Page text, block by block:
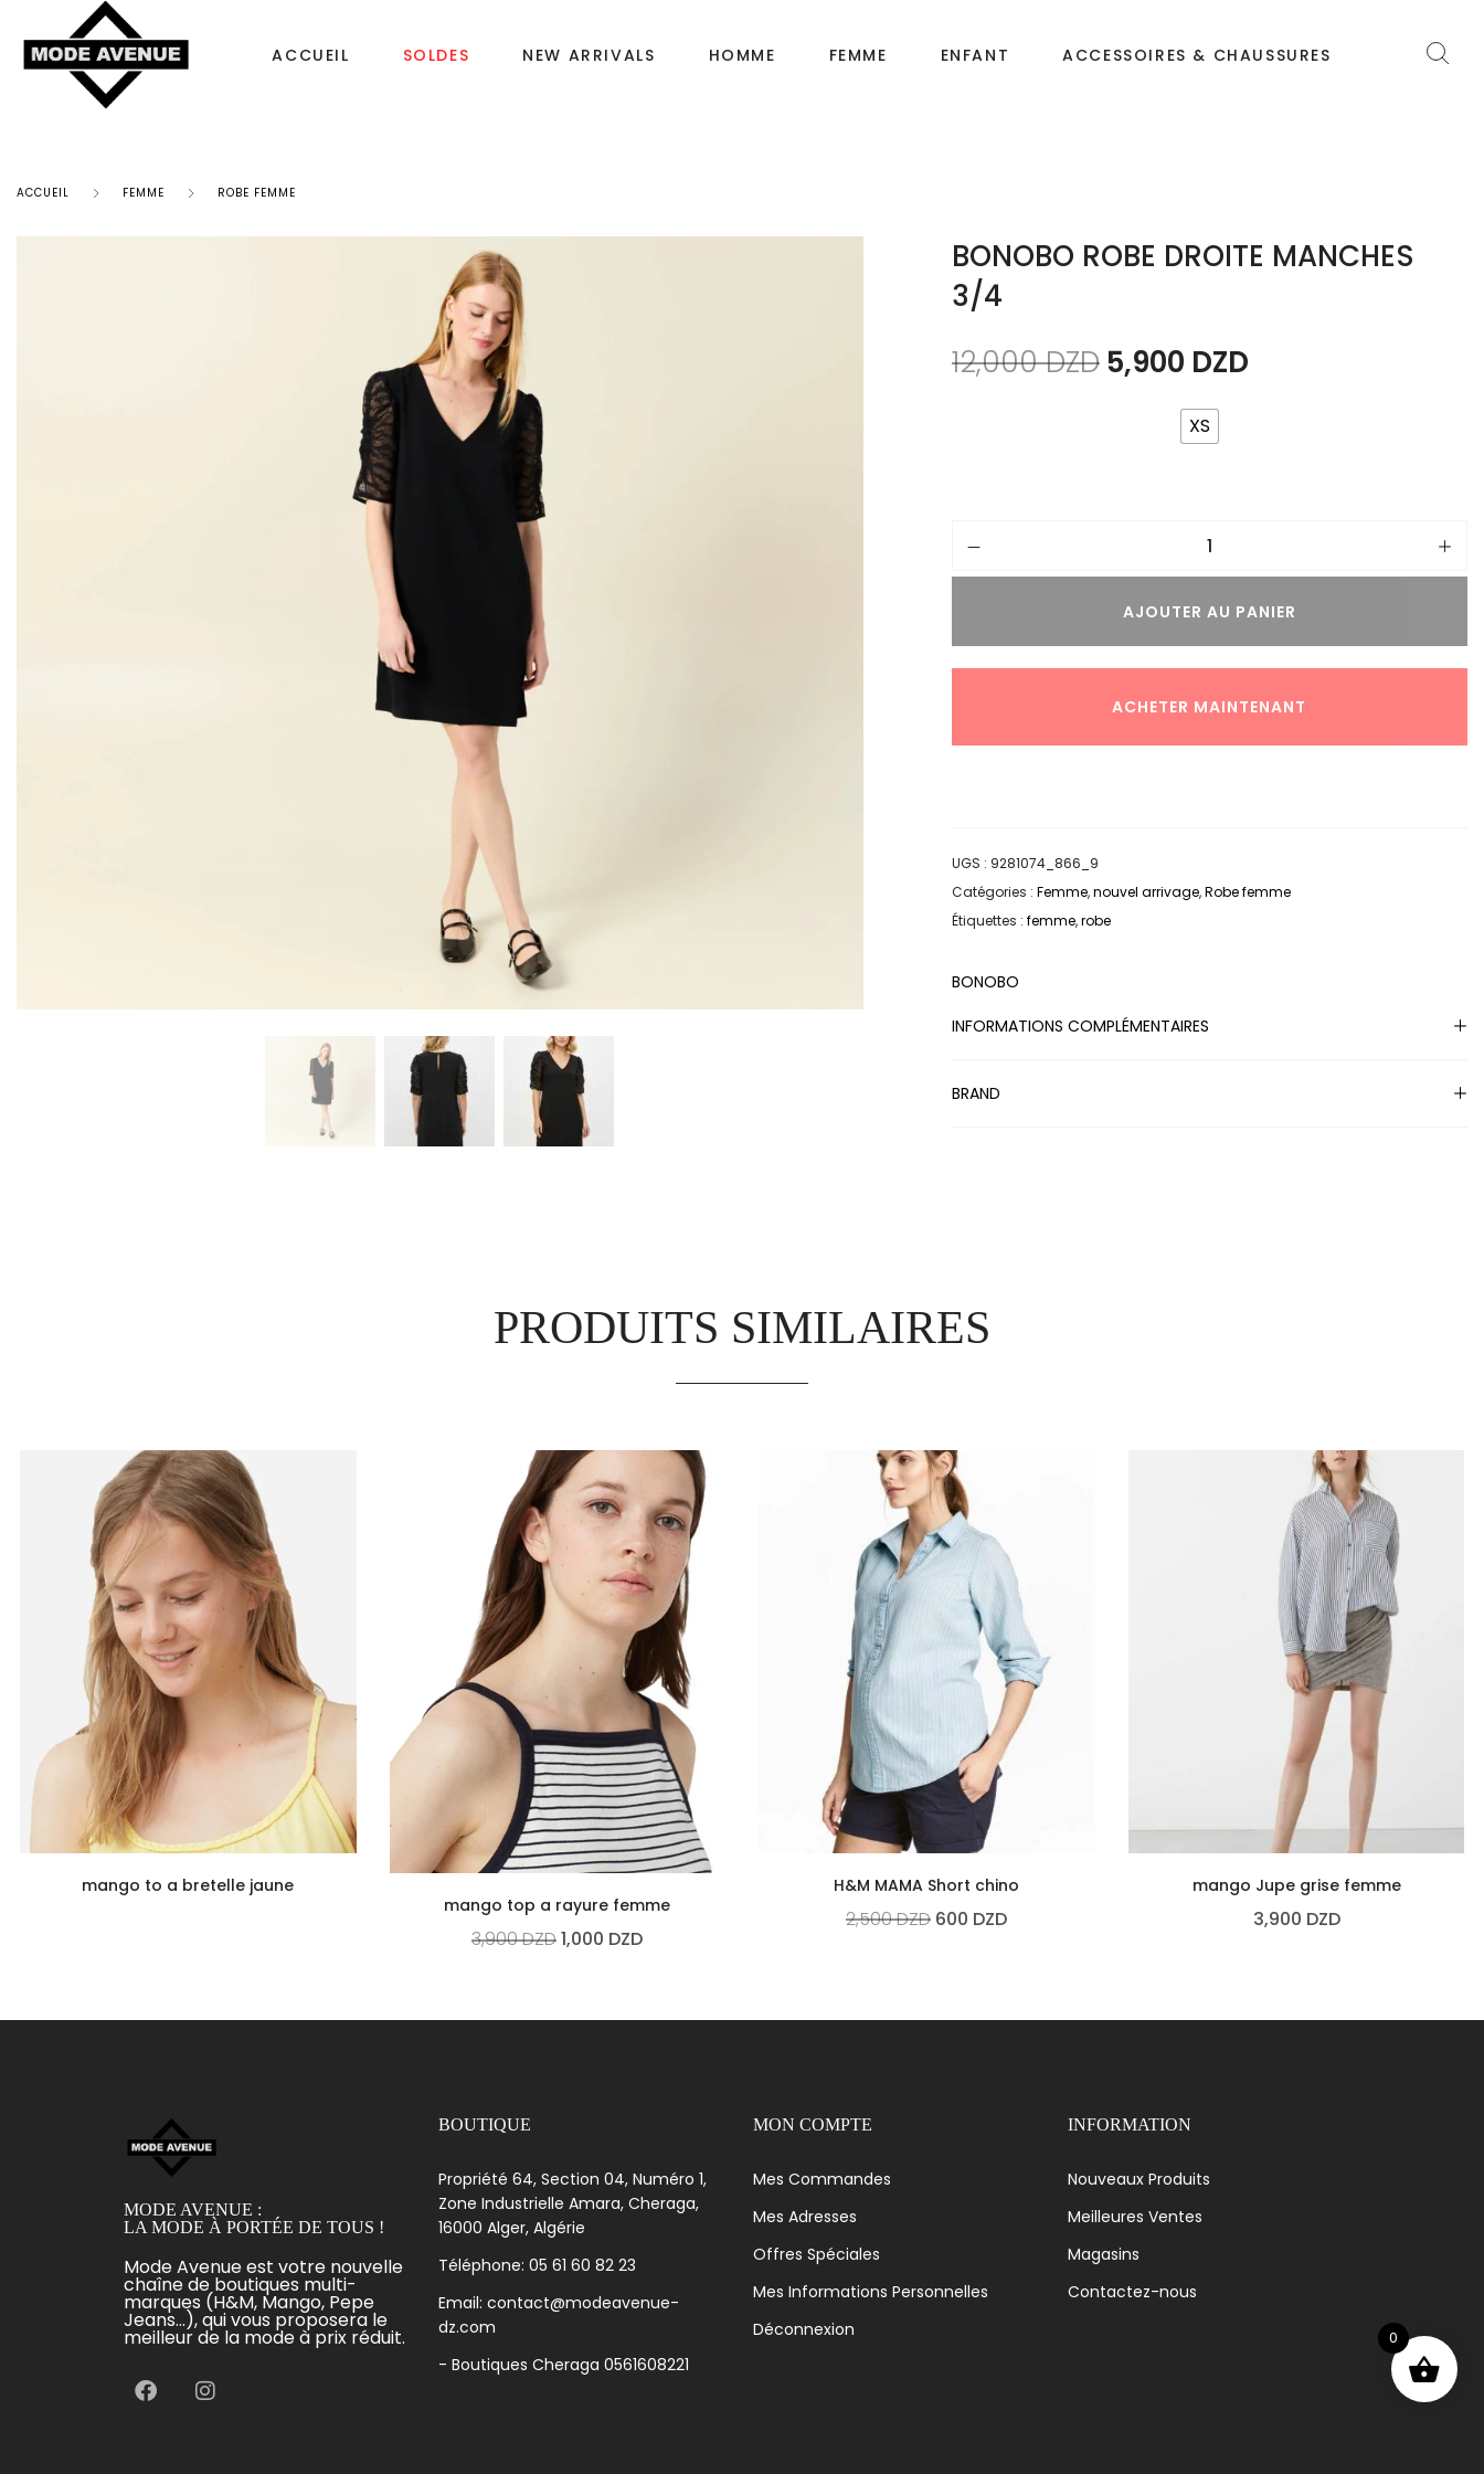
ACCUEIL SOLDES NEW ARRIVALS HOMME FEMME ENFANT ACCESSOIRES & CHAUSSURES
CHAUSSURES
Bonnet Femme
Sacs à main
Echarpe
ACCUEIL FEMME ROBE FEMME
BONOBO ROBE DROITE MANCHES
3/4
12,000DZD 5,900 DZD
XS
AJOUTER AU PANIER
ACHETER MAINTENANT
UGS : 9281074_866_9
Catégories : Femme,nouvel arrivage,Robe femme
Étiquettes : femme,robe
BONOBO
INFORMATIONS COMPLÉMENTAIRES
BRAND
PRODUITS SIMILAIRES
mango to a bretelle jaune
mango top a rayure femme
3,900DZD1,000 DZD
H&M MAMA Short chino
2,500DZD 600 DZD
mango Jupe grise femme
3,900 DZD
MODE AVENUE :
LA MODE À PORTÉE DE TOUS !
Mode Avenue est votre nouvelle
chaîne de boutiques multi-
marques (H&M, Mango, Pepe
Jeans...), qui vous proposera le
meilleur de la mode à prix réduit.
BOUTIQUE
Propriété 64, Section 04, Numéro 1,
Zone Industrielle Amara, Cheraga,
16000 Alger, Algérie
Téléphone: 05 61 60 82 23
Email: contact@modeavenue-
dz.com
- Boutiques Cheraga 0561608221
MON COMPTE
Mes Commandes
Mes Adresses
Offres Spéciales
Mes Informations Personnelles
Déconnexion
INFORMATION
Nouveaux Produits
Meilleures Ventes
Magasins
Contactez-nous
0